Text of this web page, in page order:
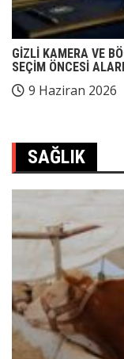
GİZLİ KAMERA VE
SEÇİM ÖNCESİ
9 Haziran 2026
SAĞLIK